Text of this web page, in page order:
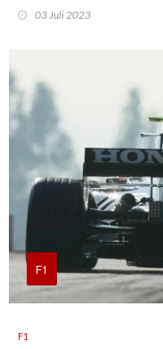
03 Juli 2023
F1
F1